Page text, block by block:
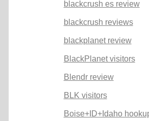
blackcrush es review
blackcrush reviews
blackplanet review
BlackPlanet visitors
Blendr review
BLK visitors
Boise+ID+Idaho